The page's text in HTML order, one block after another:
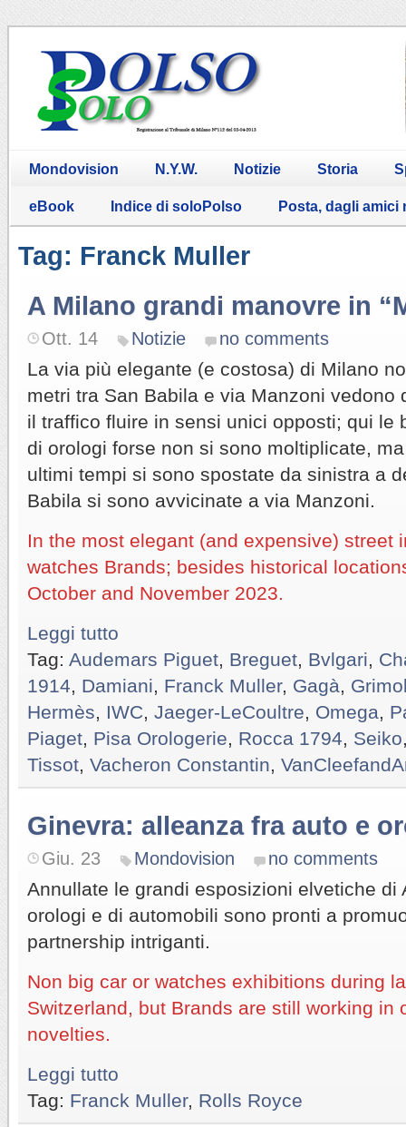
Mondovision N.Y.W. Notizie Storia
eBook Indice di soloPolso Posta, dagli amici
Tag: Franck Muller
A Milano grandi manovre in
Ott. 14 Notizie no comments
La via più elegante (e costosa) di Milano
metri tra San Babila e via Manzoni vedono
il traffico fluire in sensi unici opposti; qui le
di orologi forse non si sono moltiplicate,
ultimi tempi si sono spostate da sinistra a
Babila si sono avvicinate a via Manzoni.
In the most elegant (and expensive) street
watches Brands; besides historical
October and November 2023.
Leggi tutto
Tag: Audemars Piguet Breguet Bvlgari
1914
Damiani Franck Muller, Gagà
Hermès
IWC Jaeger-LeCoultre Omega
Piaget Pisa Orologerie Rocca 1794 Seiko
Tissot Vacheron Constantin
Ginevra: alleanza fra auto e
Giu. 23 Mondovision no comments
Annullate le grandi esposizioni elvetiche di
orologi e di automobili sono pronti a
partnership intriganti.
Non big car or watches exhibitions during
Switzerland, but Brands are still working in
novelties.
Leggi tutto
Tag: Franck Muller, Rolls Royce